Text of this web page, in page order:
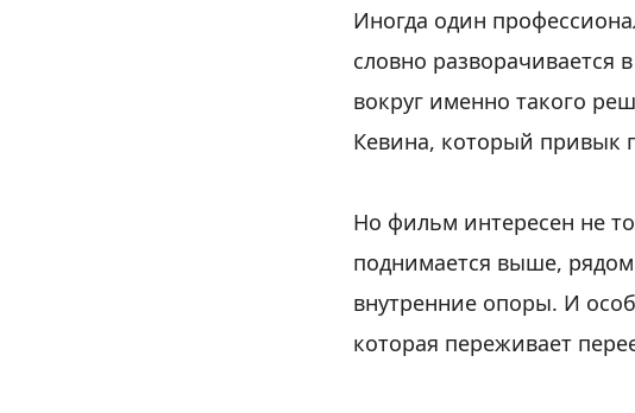
Иногда один
словно разворачивается
вокруг именно такого
Кевина, который привык
Но фильм интересен не
поднимается выше,
внутренние опоры. И
которая переживает